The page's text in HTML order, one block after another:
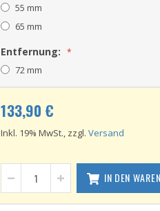
55 mm
65 mm
Entfernung:
72 mm
133,90 €
Inkl. 19% MwSt., zzgl.Versand
IN DEN